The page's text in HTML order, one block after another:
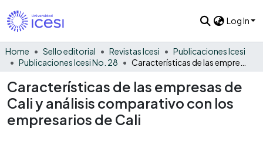
Log In
Home Sello editorial Revistas Icesi
Publicaciones Icesi
Publicaciones Icesi No. 28
Características de las empresas de
Cali y análisis comparativo con los
empresarios de Cali